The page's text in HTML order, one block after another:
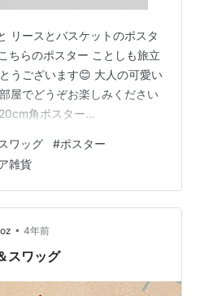
リースとバスケットのポスタ
ちらのポスター ことしも旅立
うございます😊 大人の可愛い
屋でどうぞお楽しみください
角ポスター
ポスター
items/54438090
p/ClqXzmnvlKc/ きらきら
屋に可愛いよ🎄…
スワッグ #ポスター
雑貨
• 4年前
スワッグ